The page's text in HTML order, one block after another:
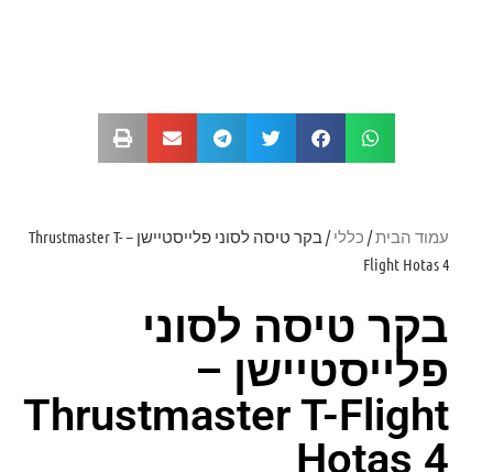
עמוד הבית/ כללי
/ בקר טיסה לסוני פלייסטיישן – Thrustmaster T-
Flight Hotas 4
בקר טיסה לסוני
פלייסטיישן –
Thrustmaster T-Flight
Hotas 4